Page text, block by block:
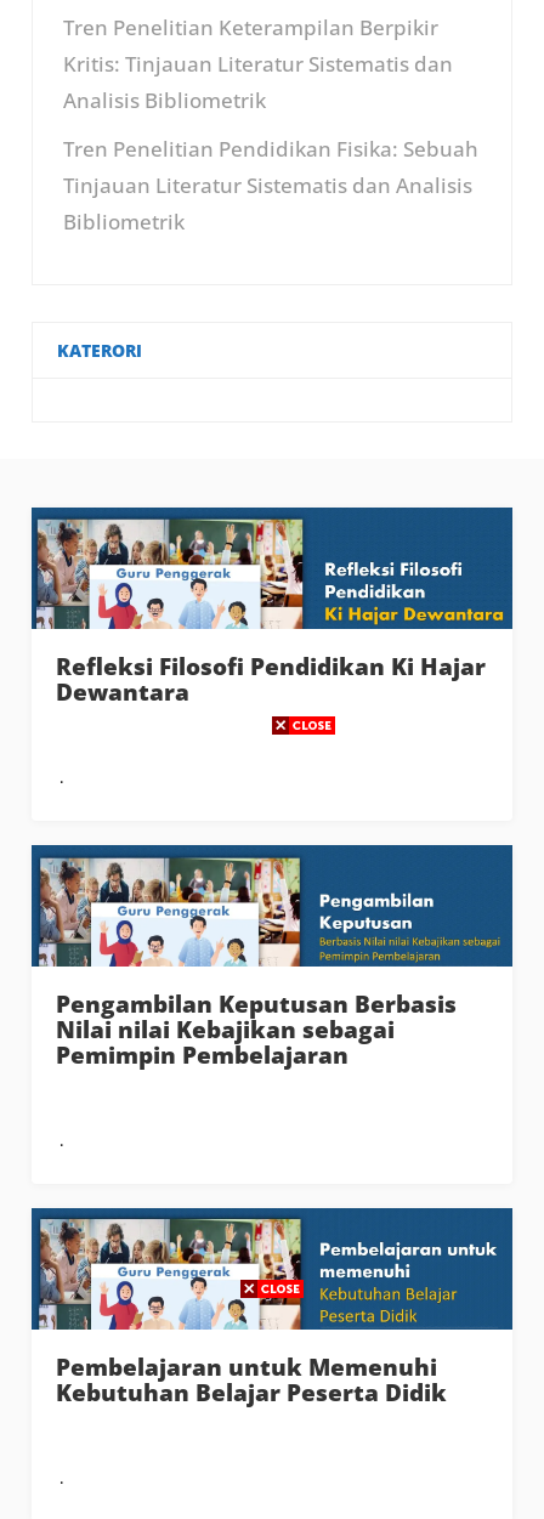
Tren Penelitian Keterampilan Berpikir
Kritis: Tinjauan Literatur Sistematis dan
Analisis Bibliometrik
Tren Penelitian Pendidikan Fisika: Sebuah
Tinjauan Literatur Sistematis dan Analisis
Bibliometrik
KATERORI
Refleksi Filosofi Pendidikan Ki Hajar
Dewantara
Pengambilan Keputusan Berbasis
Nilai nilai Kebajikan sebagai
Pemimpin Pembelajaran
Pembelajaran untuk Memenuhi
Kebutuhan Belajar Peserta Didik